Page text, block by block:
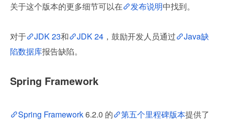
关于这个版本的更多细节可以在
发布说明中找到。
对于 JDK 23和 JDK 24 ，鼓励开发人员通过
Java缺
陷数据库报告缺陷。
Spring Framework
Spring Framework 6.2.0 的 第五个里程碑版本提供了